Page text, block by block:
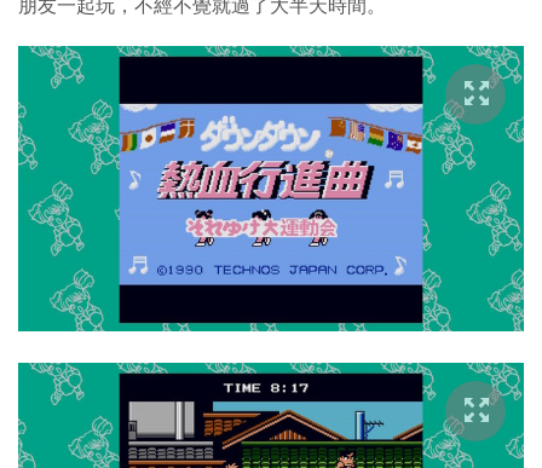
朋友一起玩，不經不覺就過了大半天時間。